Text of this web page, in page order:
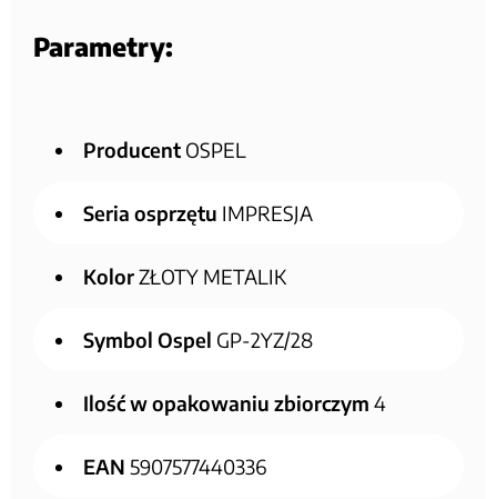
Parametry:
Producent OSPEL
Seria osprzętu IMPRESJA
KolorZŁOTY METALIK
Symbol Ospel GP-2YZ/28
Ilość w opakowaniu zbiorczym 4
EAN 5907577440336